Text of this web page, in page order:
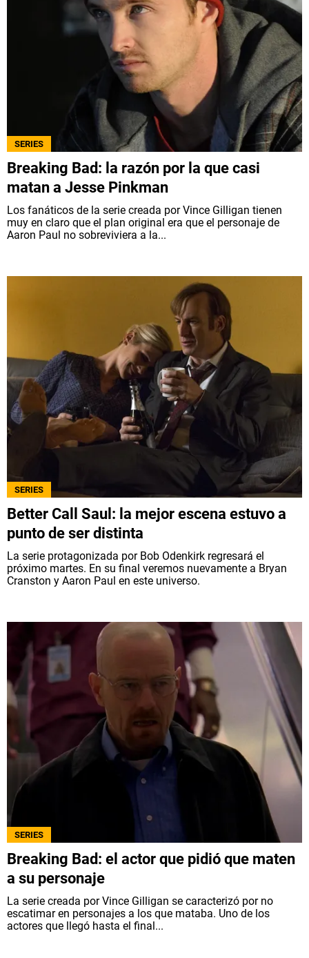
SERIES
Breaking Bad: la razón por la que casi
matan a Jesse Pinkman
Los fanáticos de la serie creada por Vince Gilligan tienen
muy en claro que el plan original era que el personaje de
Aaron Paul no sobreviviera a la...
SERIES
Better Call Saul: la mejor escena estuvo a
punto de ser distinta
La serie protagonizada por Bob Odenkirk regresará el
próximo martes. En su final veremos nuevamente a Bryan
Cranston y Aaron Paul en este universo.
SERIES
Breaking Bad: el actor que pidió que maten
a su personaje
La serie creada por Vince Gilligan se caracterizó por no
escatimar en personajes a los que mataba. Uno de los
actores que llegó hasta el final...